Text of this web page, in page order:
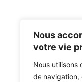
Nous
votre vie
Nous utilisons
de navigation,